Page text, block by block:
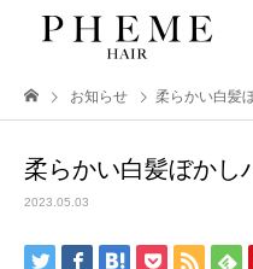
お知らせ 柔らかい白髪
柔らかい白髪ぼか
2023.05.03